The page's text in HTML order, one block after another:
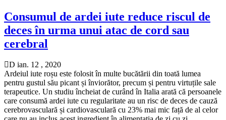
Consumul de ardei iute reduce riscul de
deces în urma unui atac de cord sau
cerebral
D ian. 12 , 2020
Ardeiul iute roșu este folosit în multe bucătării din toată lumea
pentru gustul său picant și înviorător, precum și pentru virtuțile sale
terapeutice. Un studiu încheiat de curând în Italia arată că persoanele
care consumă ardei iute cu regularitate au un risc de deces de cauză
cerebrovasculară și cardiovasculară cu 23% mai mic față de al celor